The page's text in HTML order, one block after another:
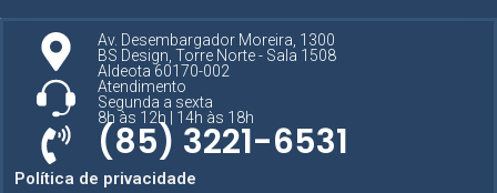
Av. Desembargador Moreira, 1300
BS Design, Torre Norte - Sala 1508
Aldeota 60170-002
Atendimento
Segunda a sexta
8h às 12h | 14h às 18h
(85) 3221-6531
Política de privacidade